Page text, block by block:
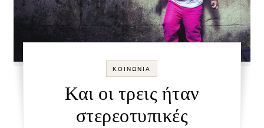
ΚΟΙΝΩΝΊΑ
Και οι τρεις ήταν
στερεοτυπικές